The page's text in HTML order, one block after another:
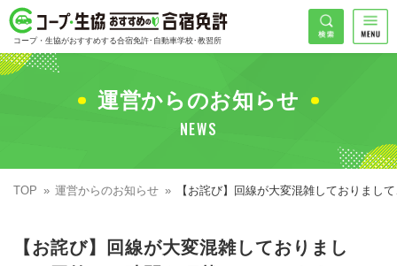
コープ・生協おすすめの合宿免許
コープ・生協がおすすめする合宿免許･自動車学校･教習所
HOME
コープ・生協おすすめの合宿免許ランキング
普通車
大型二輪
エリアで探す
東北エリア
早割
キャンペーンで探す
地域
希望入校日
検索
運営からのお知らせ
NEWS
TOP 運営からのお知らせ 【お詫び】回線が大変混雑しておりまし
【お詫び】回線が大変混雑しておりまし